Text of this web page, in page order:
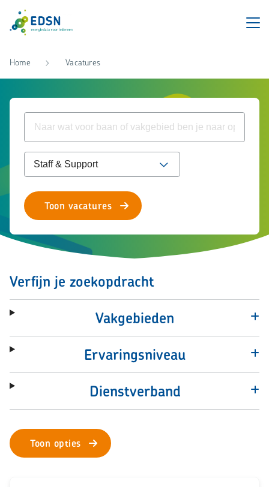
Home Vacatures
Toon vacatures
Verfijn je zoekopdracht
Vakgebieden
Ervaringsniveau
Dienstverband
Toon opties